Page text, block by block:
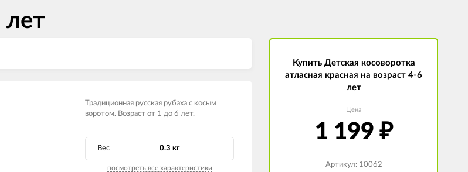
лет
Традиционная русская рубаха с косым
воротом. Возраст от 1 до 6 лет.
Вес 0.3 кг
посмотреть все характеристики
Купить Детская косоворотка
атласная красная на возраст 4-6
лет
Цена
1 199 ₽
Артикул: 10062